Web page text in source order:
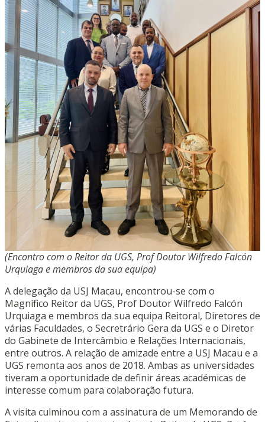
(Encontro com o Reitor da UGS, Prof Doutor Wilfredo Falcón
Urquiaga e membros da sua equipa)
A delegação da USJ Macau, encontrou-se com o
Magnífico Reitor da UGS, Prof Doutor Wilfredo Falcón
Urquiaga e membros da sua equipa Reitoral, Diretores de
várias Faculdades, o Secretrário Gera da UGS e o Diretor
do Gabinete de Intercâmbio e Relações Internacionais,
entre outros. A relação de amizade entre a USJ Macau e a
UGS remonta aos anos de 2018. Ambas as universidades
tiveram a oportunidade de definir áreas académicas de
interesse comum para colaboração futura.
A visita culminou com a assinatura de um Memorando de